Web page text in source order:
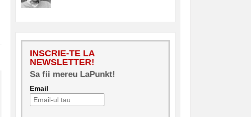
INSCRIE-TE LA
NEWSLETTER!
Sa fii mereu LaPunkt!
Email